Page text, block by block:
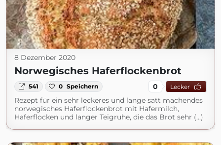
8 Dezember 2020
Norwegisches Haferflockenbrot
541 0 Speichern 0 Lecker
Rezept für ein sehr leckeres und lange satt machendes
norwegisches Haferflockenbrot mit Hafermilch,
Haferflocken und langer Teigruhe, die das Brot sehr (...)